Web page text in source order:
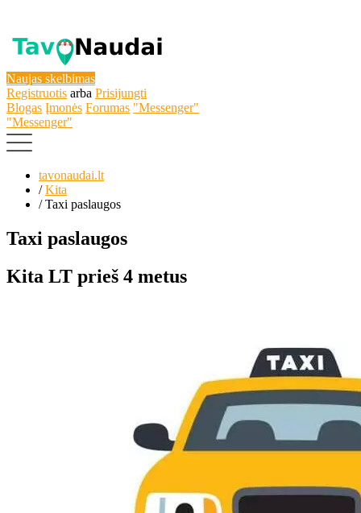
Naujas skelbimas
Registruotis arba Prisijungti
Blogas Įmonės Forumas "Messenger"
"Messenger"
tavonaudai.lt
/Kita
/Taxi paslaugos
Taxi paslaugos
Kita LT prieš 4 metus